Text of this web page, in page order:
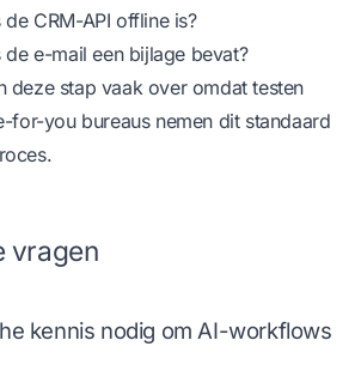
CRM-API offline is?
e-mail een bijlage bevat?
deze stap vaak over omdat testen
for-you bureaus nemen dit standaard
vragen
kennis nodig om AI-workflows